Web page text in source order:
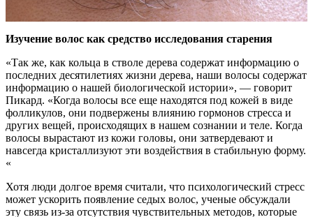
Изучение волос как средство исследования старения
«Так же, как кольца в стволе дерева содержат информацию о
последних десятилетиях жизни дерева, наши волосы содержат
информацию о нашей биологической истории», — говорит
Пикард. «Когда волосы все еще находятся под кожей в виде
фолликулов, они подвержены влиянию гормонов стресса и
других вещей, происходящих в нашем сознании и теле. Когда
волосы вырастают из кожи головы, они затвердевают и
навсегда кристаллизуют эти воздействия в стабильную форму.
«
Хотя люди долгое время считали, что психологический стресс
может ускорить появление седых волос, ученые обсуждали
эту связь из-за отсутствия чувствительных методов, которые